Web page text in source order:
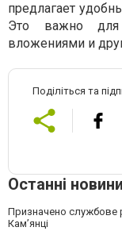
предлагает
Это важно для
вложениями и
Поділіться та
Останні новини
Призначено службове
Кам’янці